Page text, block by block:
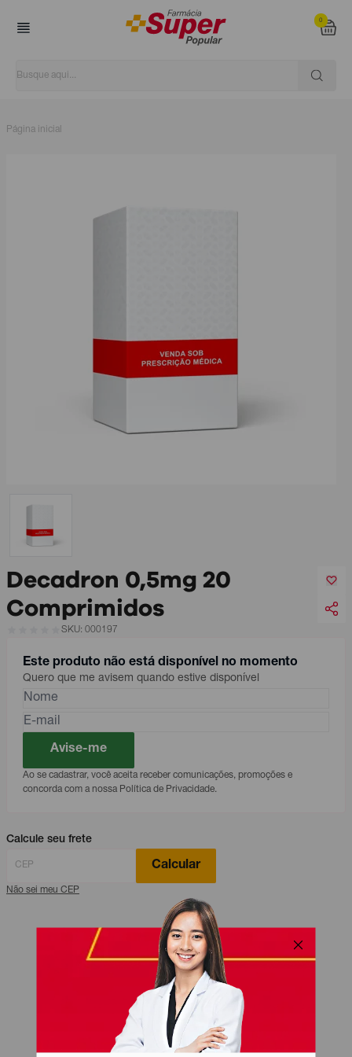
0
Página inicial
Decadron 0,5mg 20
Comprimidos
SKU: 000197
Este produto não está disponível no momento
Quero que me avisem quando estive disponível
Avise-me
Ao se cadastrar, você aceita receber comunicações, promoções e
concorda com a nossa Política de Privacidade.
Calcule seu frete
Calcular
Não sei meu CEP